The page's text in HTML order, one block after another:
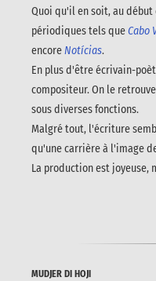
Quoi qu'il en soit, au
périodiques tels queCabo
encoreNotícias.
En plus d'être écrivain-
compositeur. On le
sous diverses fonctions.
Malgré tout, l'écriture
qu'une carrière à l'image
La production est joyeuse,
MUDJER DI HOJI